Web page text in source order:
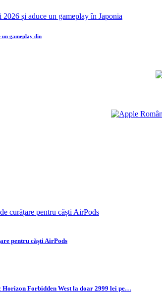
un gameplay din
pentru căști AirPods
Horizon Forbidden West la doar 2999 lei pe…